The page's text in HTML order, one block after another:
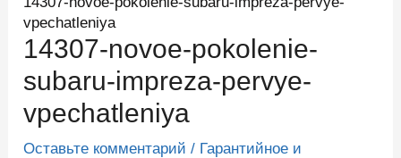
vpechatleniya
14307-novoe-pokolenie-
subaru-impreza-pervye-
vpechatleniya
Оставьте комментарий / Гарантийное и